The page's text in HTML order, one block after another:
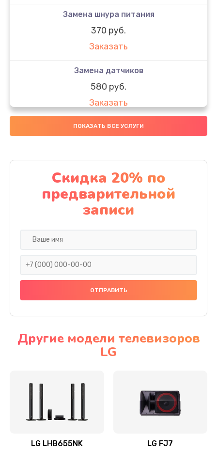
Замена шнура питания
370 руб.
Заказать
Замена датчиков
580 руб.
Заказать
Комплексная чистка
Заказать
Замена дисплея (экрана)
2000 руб.
Заказать
Ремонт платы электроники
Прошивка
Ремонт механики привода
Ремонт / замена кнопок, клавиш, индикаторов,
ПОКАЗАТЬ ВСЕ УСЛУГИ
Скидка 20% по
предварительной
записи
Другие модели телевизоров
LG
LG LHB655NK LG FJ7